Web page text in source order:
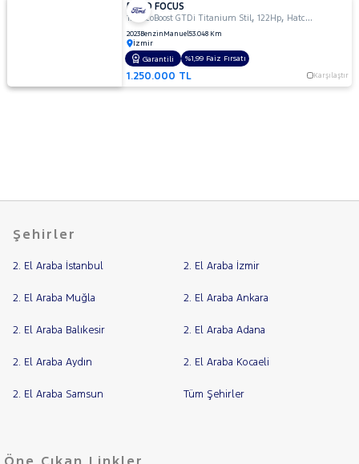
FORD FOCUS
1.0 EcoBoost GTDi Titanium Stil,122Hp, Hatchback 5 Kapı
2023Benzin Manuel53.048 Km
İzmir
1.250.000 TL Karşılaştır
Garantili %1,99 Faiz Fırsatı
Şehirler
2. El Araba İstanbul 2. El Araba İzmir
2. El Araba Muğla 2. El Araba Ankara
2. El Araba Balıkesir 2. El Araba Adana
2. El Araba Aydın 2. El Araba Kocaeli
2. El Araba Samsun Tüm Şehirler